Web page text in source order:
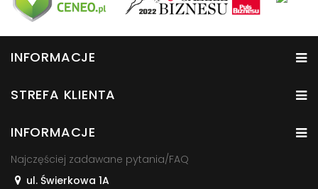
INFORMACJE
STREFA KLIENTA
INFORMACJE
Najczęściej zadawane pytania/FAQ
ul. Świerkowa 1A